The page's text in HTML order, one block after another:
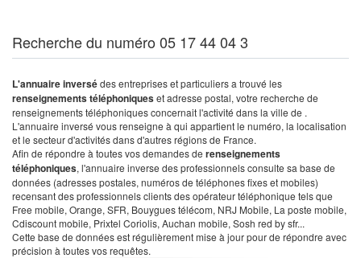
Recherche du numéro 05 17 44 04 3
L'annuaire inversédes entreprises et particuliers a trouvé les
renseignements téléphoniqueset adresse postal, votre recherche de
renseignements téléphoniques concernait l'activité dans la ville de .
L'annuaire inversé vous renseigne à qui appartient le numéro, la localisation
et le secteur d'activités dans d'autres régions de France.
Afin de répondre à toutes vos demandes de renseignements
téléphoniques, l'annuaire inverse des professionnels consulte sa base de
données (adresses postales, numéros de téléphones fixes et mobiles)
recensant des professionnels clients des opérateur téléphonique tels que
Free mobile, Orange, SFR, Bouygues télécom, NRJ Mobile, La poste mobile,
Cdiscount mobile, Prixtel Coriolis, Auchan mobile, Sosh red by sfr...
Cette base de données est régulièrement mise à jour pour de répondre avec
précision à toutes vos requêtes.